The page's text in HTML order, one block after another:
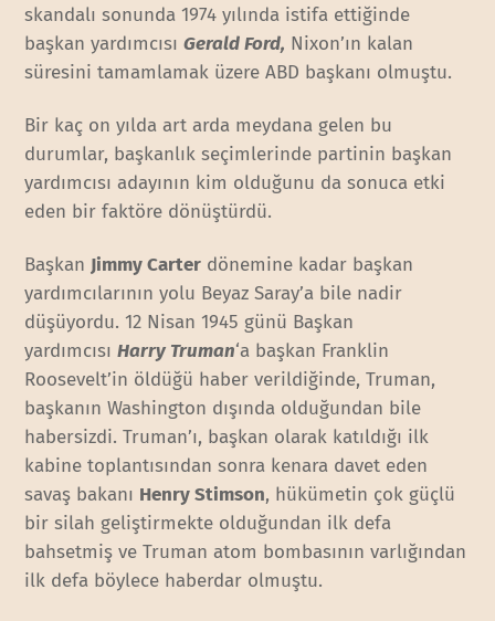
skandalı sonunda 1974 yılında istifa ettiğinde
başkan yardımcısıGerald Ford, Nixon’ın kalan
süresini tamamlamak üzere ABD başkanı olmuştu.
Bir kaç on yılda art arda meydana gelen bu
durumlar, başkanlık seçimlerinde partinin başkan
yardımcısı adayının kim olduğunu da sonuca etki
eden bir faktöre dönüştürdü.
Başkan Jimmy Carter dönemine kadar başkan
yardımcılarının yolu Beyaz Saray’a bile nadir
düşüyordu. 12 Nisan 1945 günü Başkan
yardımcısıHarry Truman‘a başkan Franklin
Roosevelt’in öldüğü haber verildiğinde, Truman,
başkanın Washington dışında olduğundan bile
habersizdi. Truman’ı, başkan olarak katıldığı ilk
kabine toplantısından sonra kenara davet eden
savaş bakanı Henry Stimson, hükümetin çok güçlü
bir silah geliştirmekte olduğundan ilk defa
bahsetmiş ve Truman atom bombasının varlığından
ilk defa böylece haberdar olmuştu.